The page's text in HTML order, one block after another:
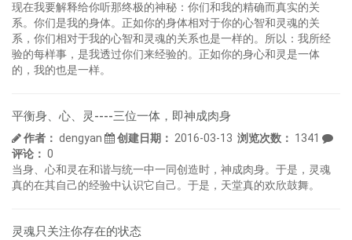
现在我要解释给你听那终极的神秘：你们和我的精确而真实的关
系。你们是我的身体。正如你的身体相对于你的心智和灵魂的关
系，你们相对于我的心智和灵魂的关系也是一样的。所以：我所经
验的每样事，是我透过你们来经验的。正如你的身心和灵是一体
的，我的也是一样。
平衡身、心、灵----三位一体，即神成肉身
作者： dengyan 创建日期： 2016-03-13 浏览次数： 1341
评论： 0
当身、心和灵在和谐与统一中一同创造时，神成肉身。于是，灵魂
真的在其自己的经验中认识它自己。于是，天堂真的欢欣鼓舞。
灵魂只关注你存在的状态